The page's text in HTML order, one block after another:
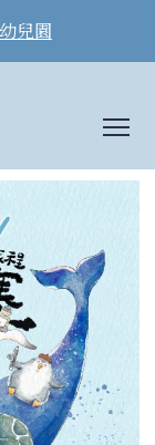
幼兒園
生比賽